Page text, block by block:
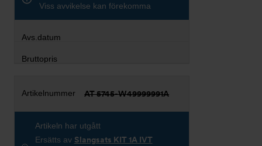
Viss avvikelse kan förekomma
AT 5745-W49999991A
Artikeln har utgått
Ersätts av Slangsats KIT 1A IVT